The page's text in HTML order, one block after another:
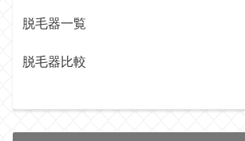
脱毛器一覧
脱毛器比較